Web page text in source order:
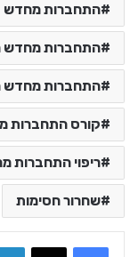
התחברות מחדש
התחברות מחדש
התחברות מחדש
קורס התחברות
ריפוי התחברות
שחרור חסימות